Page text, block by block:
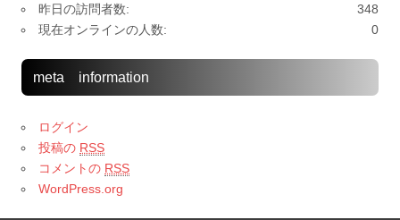
348
昨日の訪問者数:
0
現在オンラインの人数:
meta information
ログイン
投稿の RSS
コメントの RSS
WordPress.org